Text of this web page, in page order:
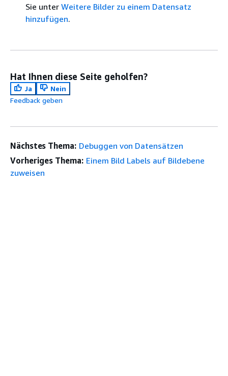
Sie unter Weitere Bilder zu einem Datensatz
hinzufügen.
Hat Ihnen diese Seite geholfen?
Ja
Nein
Feedback geben
Nächstes Thema: Debuggen von Datensätzen
Vorheriges Thema: Einem Bild Labels auf Bildebene
zuweisen